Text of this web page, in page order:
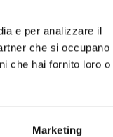
e per analizzare il
che si occupano
che hai fornito loro o
Marketing
di